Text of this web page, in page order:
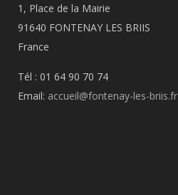
1, Place de la Mairie
91640 FONTENAY LES BRIIS
France
Tél : 01 64 90 70 74
Email: accueil@fontenay-les-briis.fr